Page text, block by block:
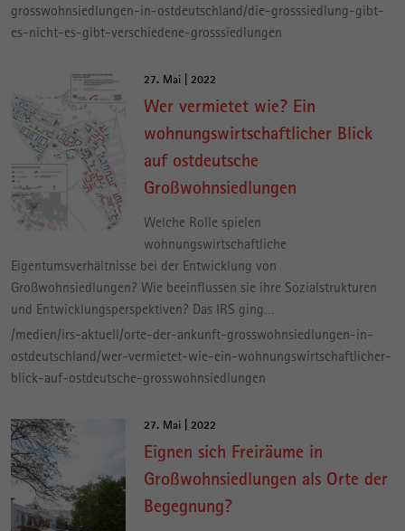
grosswohnsiedlungen-in-ostdeutschland/die-grosssiedlung-gibt-
es-nicht-es-gibt-verschiedene-grosssiedlungen
27. Mai | 2022
Wer vermietet wie? Ein
wohnungswirtschaftlicher Blick
auf ostdeutsche
Großwohnsiedlungen
Welche Rolle spielen
wohnungswirtschaftliche
Eigentumsverhältnisse bei der Entwicklung von
Großwohnsiedlungen? Wie beeinflussen sie ihre Sozialstrukturen
und Entwicklungsperspektiven? Das IRS ging…
/medien/irs-aktuell/orte-der-ankunft-grosswohnsiedlungen-in-
ostdeutschland/wer-vermietet-wie-ein-wohnungswirtschaftlicher-
blick-auf-ostdeutsche-grosswohnsiedlungen
27. Mai | 2022
Eignen sich Freiräume in
Großwohnsiedlungen als Orte der
Begegnung?